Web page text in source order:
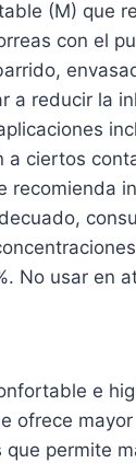
(M) que
con el
a reducir la
a ciertos
recomienda
No usar en
e
ofrece
permite